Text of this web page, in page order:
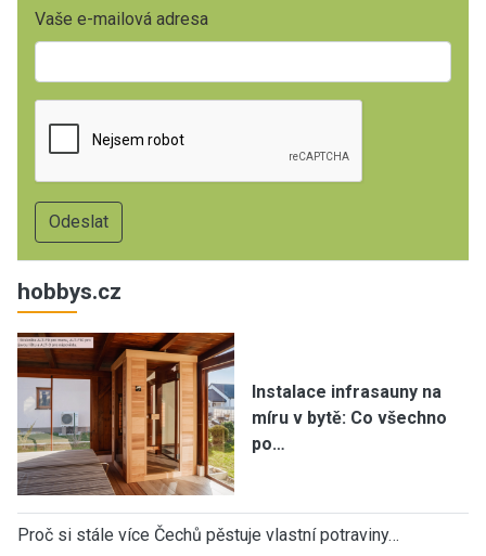
Vaše e-mailová adresa
hobbys.cz
Instalace infrasauny na
míru v bytě: Co všechno
po…
Proč si stále více Čechů pěstuje vlastní potraviny…